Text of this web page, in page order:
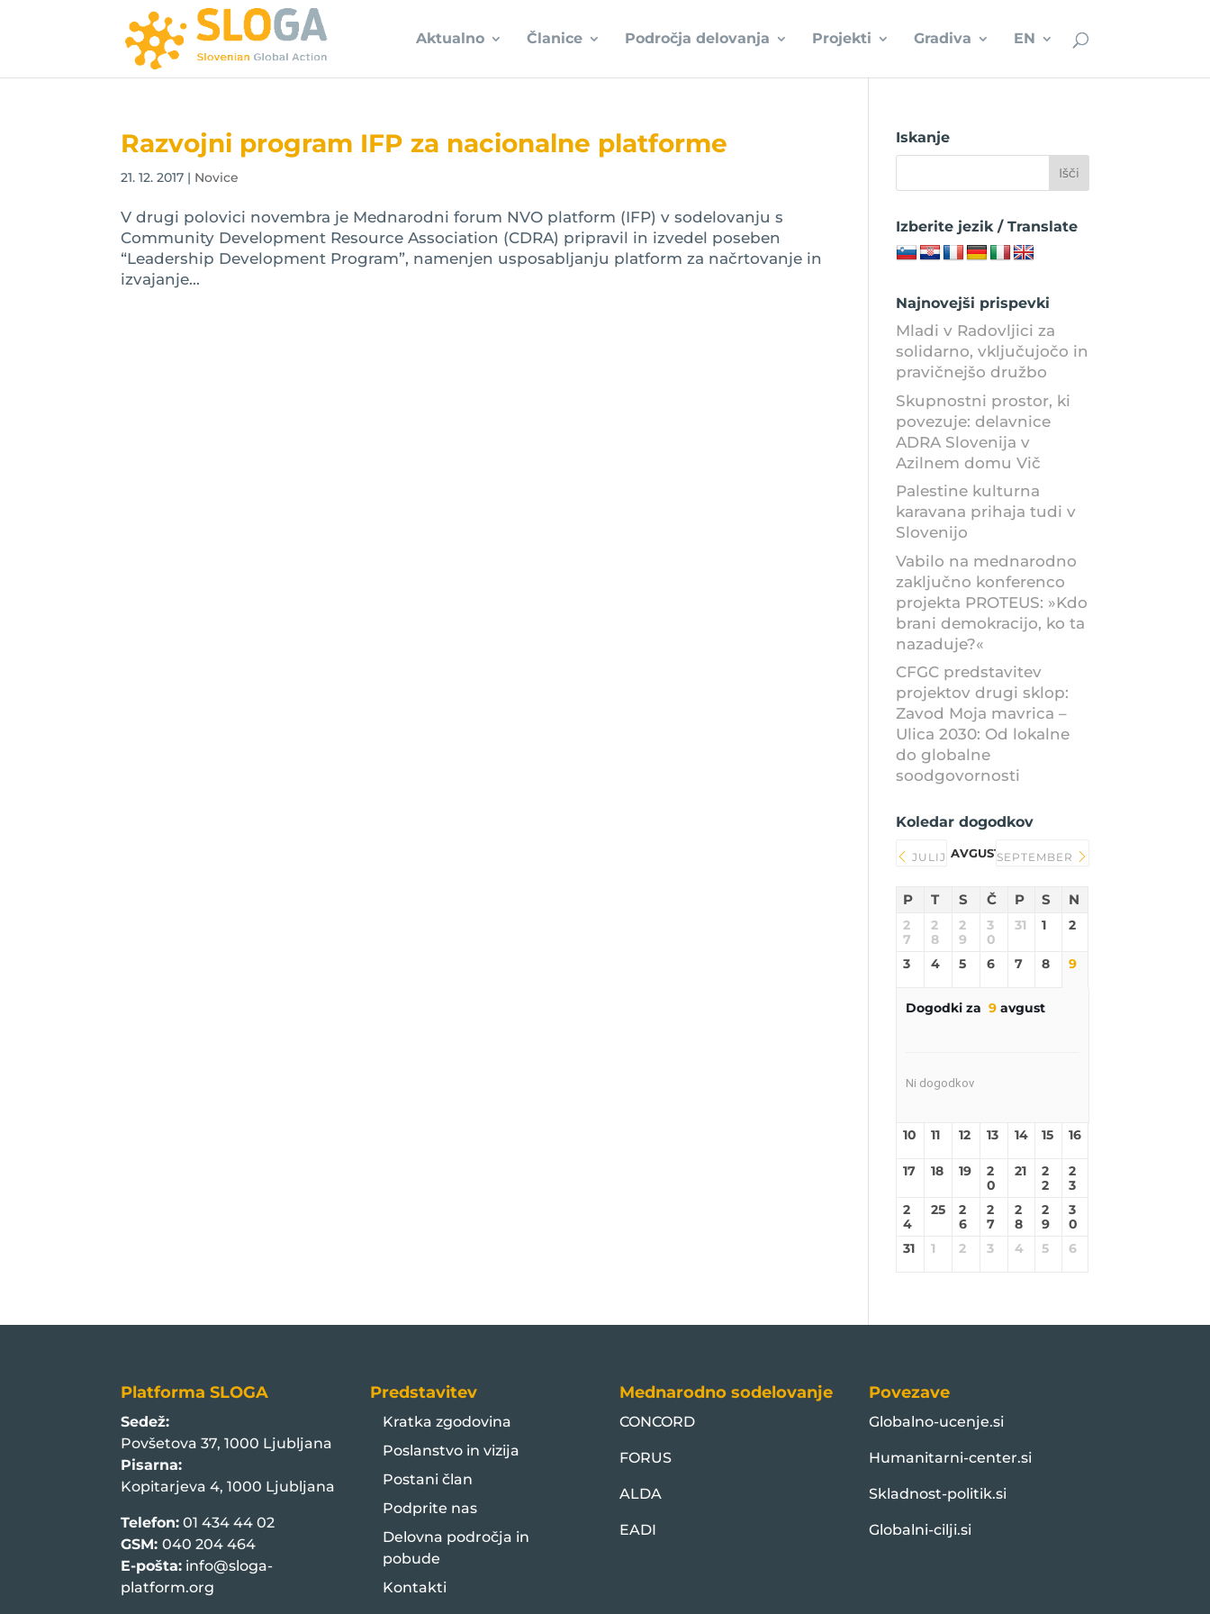
Aktualno Članice Področja delovanja Projekti Gradiva EN
Razvojni program IFP za nacionalne platforme
21. 12. 2017 | Novice
V drugi polovici novembra je Mednarodni forum NVO platform (IFP) v sodelovanju s
Community Development Resource Association (CDRA) pripravil in izvedel poseben
“Leadership Development Program”, namenjen usposabljanju platform za načrtovanje in
izvajanje...
Iskanje
Izberite jezik / Translate
Najnovejši prispevki
Mladi v Radovljici za
solidarno, vključujočo in
pravičnejšo družbo
Skupnostni prostor, ki
povezuje: delavnice
ADRA Slovenija v
Azilnem domu Vič
Palestine kulturna
karavana prihaja tudi v
Slovenijo
Vabilo na mednarodno
zaključno konferenco
projekta PROTEUS: »Kdo
brani demokracijo, ko ta
nazaduje?«
CFGC predstavitev
projektov drugi sklop:
Zavod Moja mavrica –
Ulica 2030: Od lokalne
do globalne
soodgovornosti
Koledar dogodkov
JULIJ AVGUST 2026SEPTEMBER
P T S Č P S N
2
7
2
8
2
9
3
0
31 1 2
3 4 5 6 7 8 9
Dogodki za 9avgust
Ni dogodkov
10 11 12 13 14 15 16
17 18 19
2
0
21
2
2
2
3
2
4
25
2
6
2
7
2
8
2
9
3
0
31
1 2 3 4 5 6
Platforma SLOGA
Sedež:
Povšetova 37, 1000 Ljubljana
Pisarna:
Kopitarjeva 4, 1000 Ljubljana
Telefon: 01 434 44 02
GSM:040 204 464
E-pošta: info@sloga-
platform.org
Predstavitev
Kratka zgodovina
Poslanstvo in vizija
Postani član
Podprite nas
Delovna področja in
pobude
Kontakti
Mednarodno sodelovanje
CONCORD
FORUS
ALDA
EADI
Povezave
Globalno-ucenje.si
Humanitarni-center.si
Skladnost-politik.si
Globalni-cilji.si